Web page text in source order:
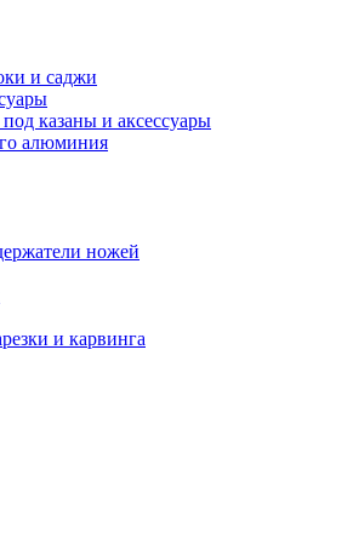
и саджи
казаны и аксессуары
алюминия
ножей
и карвинга